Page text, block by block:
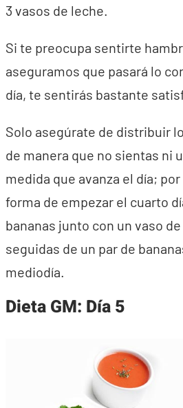
3 vasos de leche.
Si te preocupa sentirte
aseguramos que pasará lo
día, te sentirás bastante
Solo asegúrate de distribuir
de manera que no sientas ni
medida que avanza el día;
forma de empezar el cuarto
bananas junto con un vaso
seguidas de un par de
mediodía.
Dieta GM: Día 5